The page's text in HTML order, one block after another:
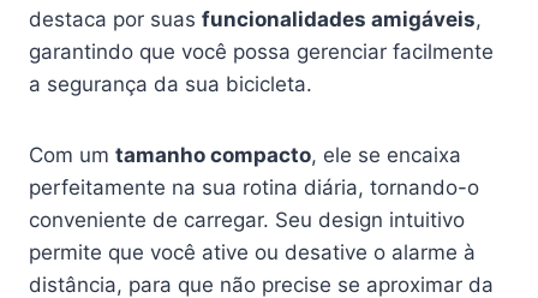
destaca por suas funcionalidades amigáveis,
garantindo que você possa gerenciar facilmente
a segurança da sua bicicleta.
Com um tamanho compacto, ele se encaixa
perfeitamente na sua rotina diária, tornando-o
conveniente de carregar. Seu design intuitivo
permite que você ative ou desative o alarme à
distância, para que não precise se aproximar da